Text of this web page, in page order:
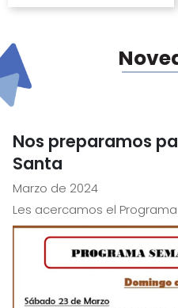
Nos preparamos
Santa
Marzo de 2024
Les acercamos el